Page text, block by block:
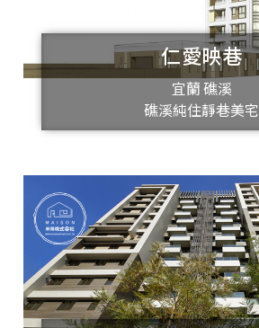
仁愛映巷
宜蘭 礁溪
礁溪純住靜巷美宅